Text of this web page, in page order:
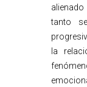
tanto
la